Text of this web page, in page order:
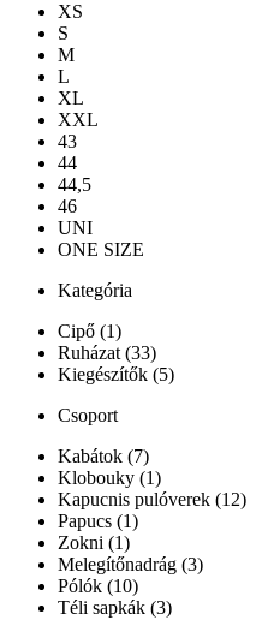
XS
S
M
L
XL
XXL
43
44
44,5
46
UNI
ONE SIZE
Kategória
Cipő (1)
Ruházat (33)
Kiegészítők (5)
Csoport
Kabátok (7)
Klobouky (1)
Kapucnis pulóverek (12)
Papucs (1)
Zokni (1)
Melegítőnadrág (3)
Pólók (10)
Téli sapkák (3)